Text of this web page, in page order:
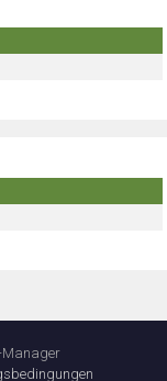
Manager